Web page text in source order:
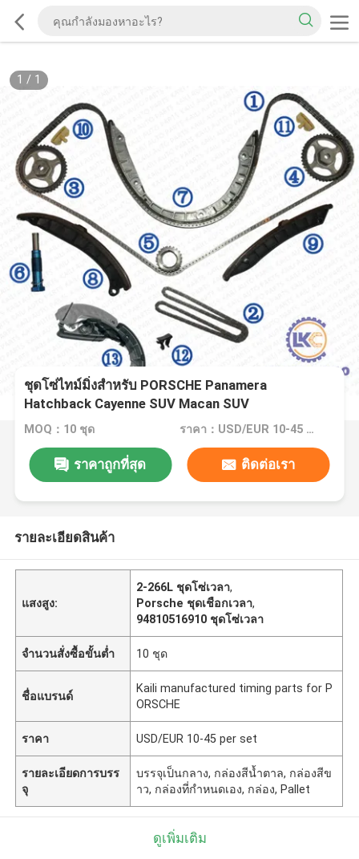
1 / 1
ชุดโซ่ไทม์มิ่งสำหรับ PORSCHE Panamera
Hatchback Cayenne SUV Macan SUV
94810516910 2-266L 94610518000
MOQ：10 ชุด ราคา：USD/EUR 10-45 per set
ราคาถูกที่สุด ติดต่อเรา
รายละเอียดสินค้า
แสงสูง:
2-266L ชุดโซ่เวลา,
Porsche ชุดเชือกเวลา,
94810516910 ชุดโซ่เวลา
จำนวนสั่งซื้อขั้นต่ำ 10 ชุด
ชื่อแบรนด์
Kaili manufactured timing parts for P
ORSCHE
ราคา USD/EUR 10-45 per set
รายละเอียดการบรร
จุ
บรรจุเป็นกลาง, กล่องสีน้ำตาล, กล่องสีข
าว, กล่องที่กำหนดเอง, กล่อง, Pallet
ดูเพิ่มเติม